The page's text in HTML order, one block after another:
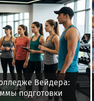
Вейдера:
подготовки